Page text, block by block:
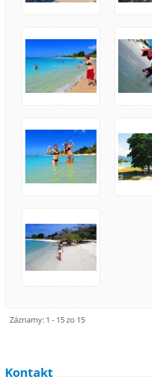
Záznamy: 1 - 15 zo 15
Kontakt